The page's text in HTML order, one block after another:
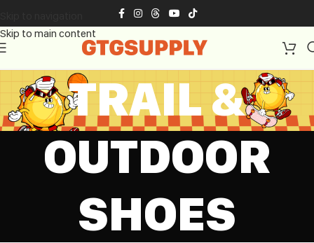
Skip to main content
TRAIL &
OUTDOOR
SHOES